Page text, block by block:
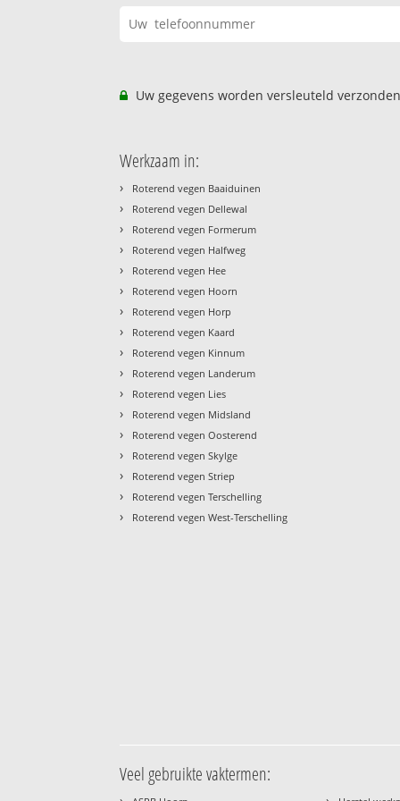
Uw gegevens worden versleuteld
Werkzaam in:
› Roterend vegen Baaiduinen
› Roterend vegen Dellewal
› Roterend vegen Formerum
› Roterend vegen Halfweg
› Roterend vegen Hee
› Roterend vegen Hoorn
› Roterend vegen Horp
› Roterend vegen Kaard
› Roterend vegen Kinnum
› Roterend vegen Landerum
› Roterend vegen Lies
› Roterend vegen Midsland
› Roterend vegen Oosterend
› Roterend vegen Skylge
› Roterend vegen Striep
› Roterend vegen Terschelling
› Roterend vegen West-Terschelling
Veel gebruikte vaktermen: